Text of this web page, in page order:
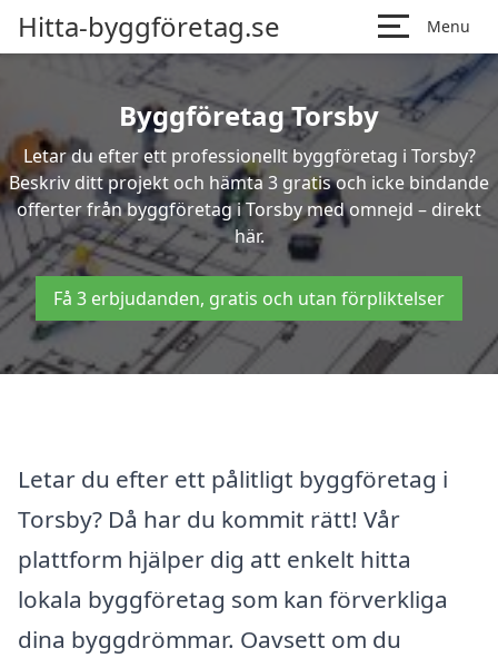
Hitta-byggföretag.se Menu
Byggföretag Torsby
Letar du efter ett professionellt byggföretag i Torsby?
Beskriv ditt projekt och hämta 3 gratis och icke bindande
offerter från byggföretag i Torsby med omnejd – direkt
här.
Få 3 erbjudanden, gratis och utan förpliktelser
Letar du efter ett pålitligt byggföretag i
Torsby? Då har du kommit rätt! Vår
plattform hjälper dig att enkelt hitta
lokala byggföretag som kan förverkliga
dina byggdrömmar. Oavsett om du